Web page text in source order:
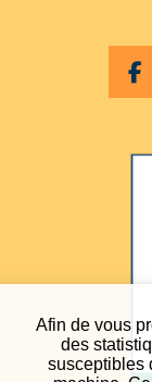
Afin de vous
des
susceptibles